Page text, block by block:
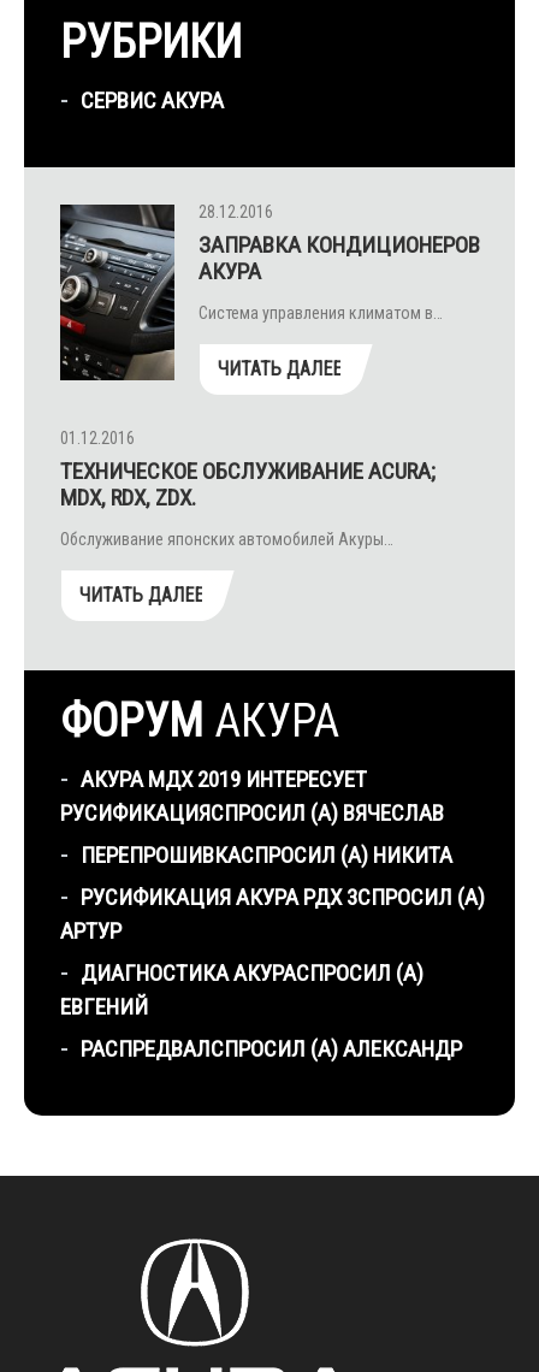
РУБРИКИ
СЕРВИС АКУРА
28.12.2016
ЗАПРАВКА КОНДИЦИОНЕРОВ
АКУРА
Система управления климатом в…
ЧИТАТЬ ДАЛЕЕ
01.12.2016
ТЕХНИЧЕСКОЕ ОБСЛУЖИВАНИЕ ACURA;
MDX, RDX, ZDX.
Обслуживание японских автомобилей Акуры…
ЧИТАТЬ ДАЛЕЕ
ФОРУМ АКУРА
АКУРА МДХ 2019 ИНТЕРЕСУЕТ
РУСИФИКАЦИЯСПРОСИЛ (А) ВЯЧЕСЛАВ
ПЕРЕПРОШИВКАСПРОСИЛ (А) НИКИТА
РУСИФИКАЦИЯ АКУРА РДХ 3СПРОСИЛ (А)
АРТУР
ДИАГНОСТИКА АКУРАСПРОСИЛ (А)
ЕВГЕНИЙ
РАСПРЕДВАЛСПРОСИЛ (А) АЛЕКСАНДР